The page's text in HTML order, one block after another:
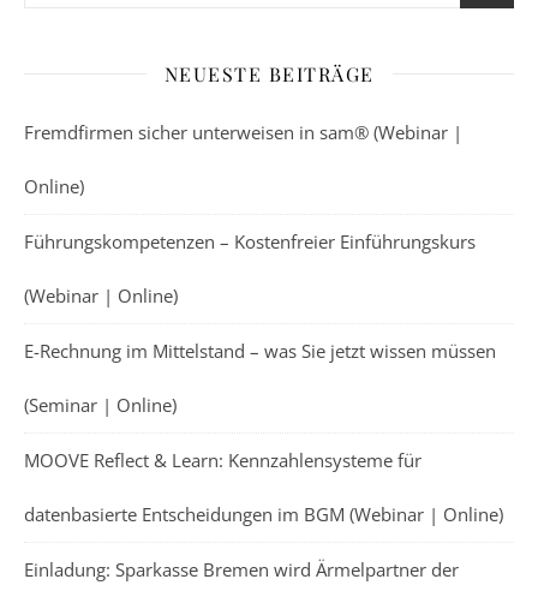
NEUESTE BEITRÄGE
Fremdfirmen sicher unterweisen in sam® (Webinar |
Online)
Führungskompetenzen – Kostenfreier Einführungskurs
(Webinar | Online)
E-Rechnung im Mittelstand – was Sie jetzt wissen müssen
(Seminar | Online)
MOOVE Reflect & Learn: Kennzahlensysteme für
datenbasierte Entscheidungen im BGM (Webinar | Online)
Einladung: Sparkasse Bremen wird Ärmelpartner der